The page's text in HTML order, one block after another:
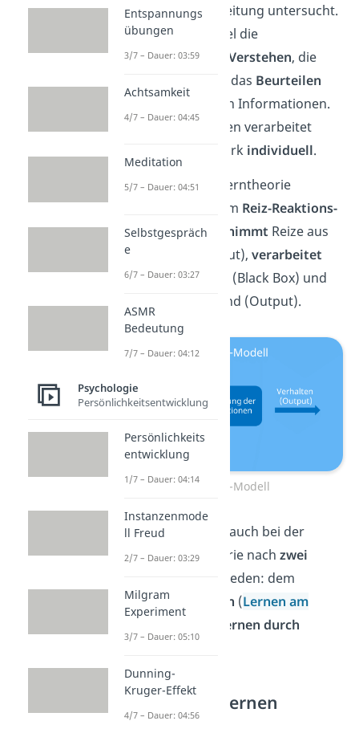
Informationsverarbeitung untersucht.
Das sind zum Beispiel die
Wahrnehmung, das Verstehen, die
oder das Beurteilen
der aufgenommenen Informationen.
Wie die Informationen verarbeitet
werden, ist dabei stark individuell.
Auch die kognitive Lerntheorie
orientiert sich an dem Reiz-Reaktions-
Modell: Das Gehirn nimmt Reize aus
der Umwelt
(Input), verarbeitet
diese Informationen (Black Box) und
entsprechend (Output).
Black-Box-Modell
Wie wir lernen, wird auch bei der
kognitiven Lerntheorie nach zwei
unterschieden: dem
Beobachtungslernen (Lernen am
Lernen durch
Beobachtungslernen
Entspannungs
übungen
3/7 – Dauer: 03:59
Achtsamkeit
4/7 – Dauer: 04:45
Meditation
5/7 – Dauer: 04:51
Selbstgespräch
e
6/7 – Dauer: 03:27
ASMR
Bedeutung
7/7 – Dauer: 04:12
Psychologie
Persönlichkeitsentwicklung
Persönlichkeits
entwicklung
1/7 – Dauer: 04:14
Instanzenmode
ll Freud
2/7 – Dauer: 03:29
Milgram
Experiment
3/7 – Dauer: 05:10
Dunning-
Kruger-Effekt
4/7 – Dauer: 04:56